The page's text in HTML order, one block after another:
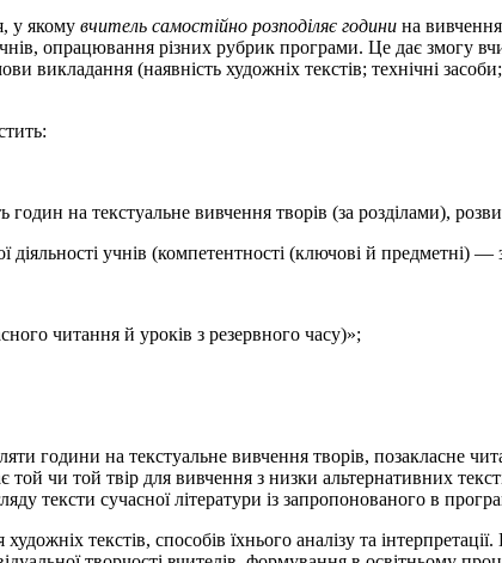
у якому вчитель самостійно розподіляє години на
опрацювання різних рубрик програми. Це дає змогу
викладання (наявність художніх текстів; технічні
годин на текстуальне вивчення творів (за розділами),
діяльності учнів (компетентності (ключові й предметні)
читання й уроків з резервного часу)»;
години на текстуальне вивчення творів, позакласне
чи той твір для вивчення з низки альтернативних
тексти сучасної літератури із запропонованого в
текстів, способів їхнього аналізу та